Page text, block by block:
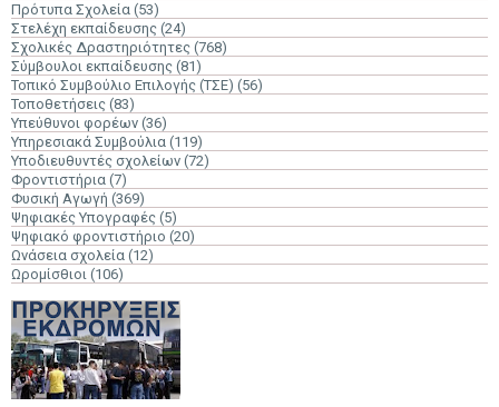
Πρότυπα Σχολεία (53)
Στελέχη εκπαίδευσης (24)
Σχολικές Δραστηριότητες (768)
Σύμβουλοι εκπαίδευσης (81)
Τοπικό Συμβούλιο Επιλογής (ΤΣΕ) (56)
Τοποθετήσεις (83)
Υπεύθυνοι φορέων (36)
Υπηρεσιακά Συμβούλια (119)
Υποδιευθυντές σχολείων (72)
Φροντιστήρια (7)
Φυσική Αγωγή (369)
Ψηφιακές Υπογραφές (5)
Ψηφιακό φροντιστήριο (20)
Ωνάσεια σχολεία (12)
Ωρομίσθιοι (106)